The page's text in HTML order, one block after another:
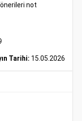
not
Tarihi: 15.05.2026